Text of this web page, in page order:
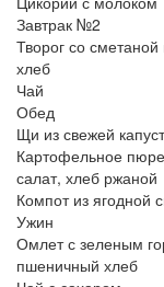
Завтрак №2
Творог со
хлеб
Чай
Обед
Щи из свежей
Картофельное
салат, хлеб ржаной
Компот из ягодной
Ужин
Омлет с зеленым
пшеничный хлеб